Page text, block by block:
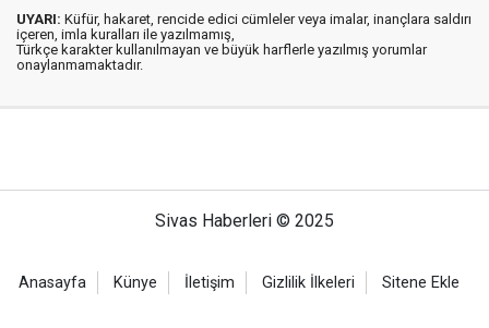
UYARI: Küfür, hakaret, rencide edici cümleler veya imalar, inançlara saldırı
içeren, imla kuralları ile yazılmamış,
Türkçe karakter kullanılmayan ve büyük harflerle yazılmış yorumlar
onaylanmamaktadır.
Sivas Haberleri © 2025
Anasayfa Künye İletişim Gizlilik İlkeleri Sitene Ekle